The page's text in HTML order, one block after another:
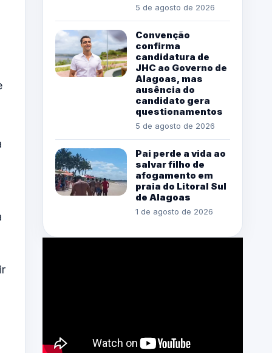
5 de agosto de 2026
Convenção
confirma
candidatura de
JHC ao Governo de
Alagoas, mas
ausência do
candidato gera
questionamentos
5 de agosto de 2026
Pai perde a vida ao
salvar filho de
afogamento em
praia do Litoral Sul
de Alagoas
1 de agosto de 2026